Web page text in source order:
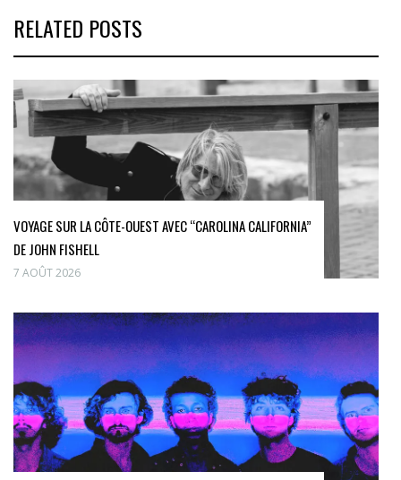
RELATED POSTS
VOYAGE SUR LA CÔTE-OUEST AVEC “CAROLINA CALIFORNIA”
DE JOHN FISHELL
7 AOÛT 2026